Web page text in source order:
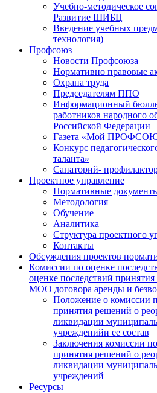
Учебно-методическое
Развитие ШИБЦ
Введение учебных
технология)
Профсоюз
Новости Профсоюза
Нормативно правовые
Охрана труда
Председателям ППО
Информационный
работников народного
Российской Федерации
Газета «Мой
Конкурс
таланта»
Санаторий-
Проектное управление
Нормативные
Методология
Обучение
Аналитика
Структура проектного
Контакты
Обсуждения проектов
Комиссии по оценке
оценке последствий
МОО договора аренды и
Положение о комиссии
принятия решений о
ликвидации
учрежденийи ее состав
Заключения комиссии
принятия решений о
ликвидации
учреждений
Ресурсы